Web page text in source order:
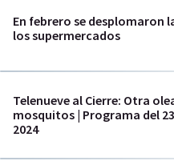
En febrero se desplomaron
los supermercados
Telenueve al Cierre: Otra
mosquitos | Programa del
2024